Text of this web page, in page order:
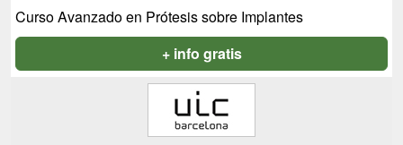
Curso Avanzado en Prótesis sobre Implantes
+ info gratis